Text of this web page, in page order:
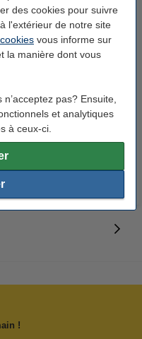
des cookies pour suivre
l'extérieur de notre site
vous informe sur
la manière dont vous
pas? Ensuite,
et analytiques
à ceux-ci.
ramette de 500 feuilles A4 - 80
g/m²
!